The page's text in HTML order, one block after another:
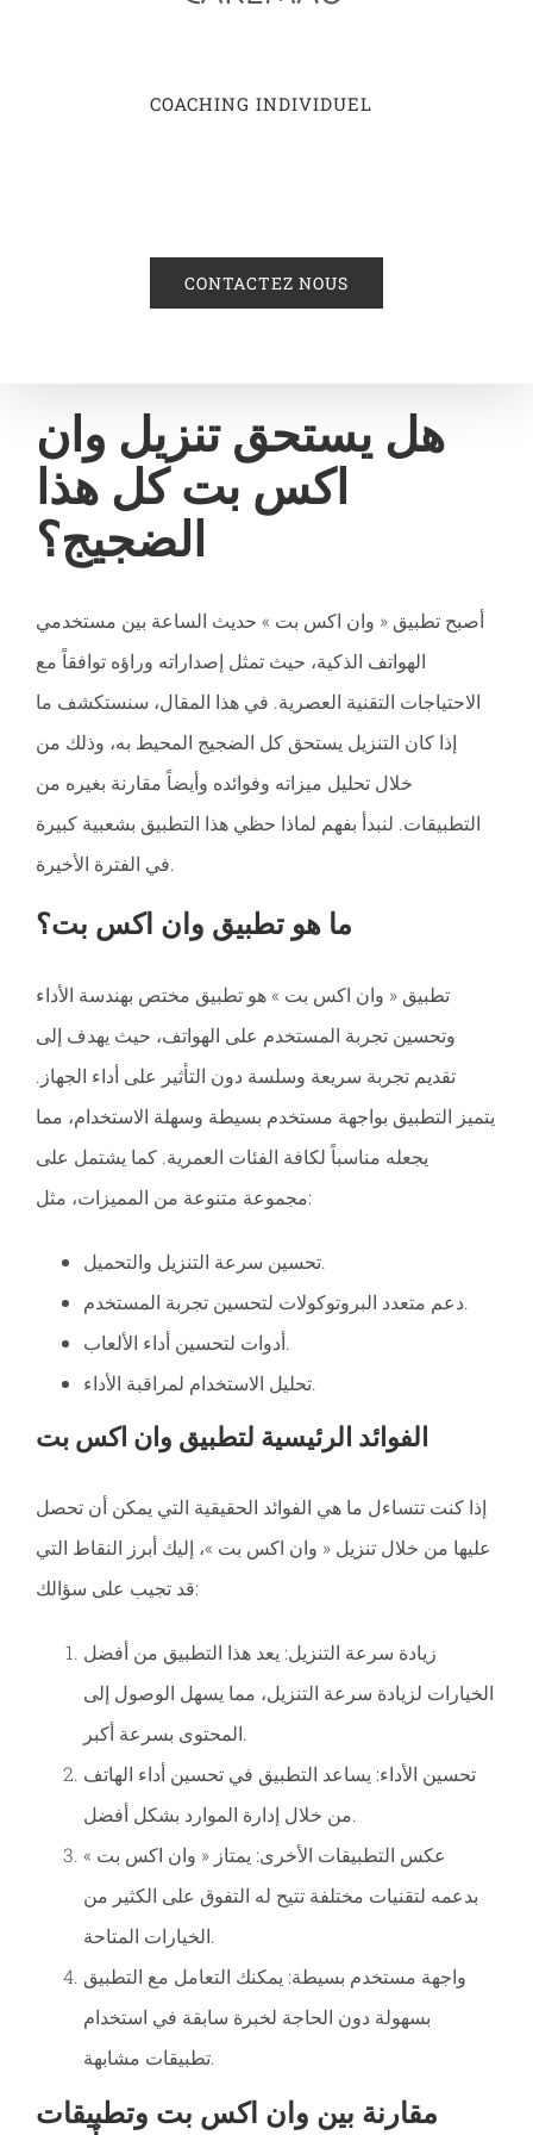
COACHING INDIVIDUEL
CONTACTEZ NOUS
هل يستحق تنزيل وان
اكس بت كل هذا
الضجيج؟
أصبح تطبيق « وان اكس بت » حديث الساعة بين مستخدمي
الهواتف الذكية، حيث تمثل إصداراته وراؤه توافقاً مع
الاحتياجات التقنية العصرية. في هذا المقال، سنستكشف ما
إذا كان التنزيل يستحق كل الضجيج المحيط به، وذلك من
خلال تحليل ميزاته وفوائده وأيضاً مقارنة بغيره من
التطبيقات. لنبدأ بفهم لماذا حظي هذا التطبيق بشعبية كبيرة
في الفترة الأخيرة.
ما هو تطبيق وان اكس بت؟
تطبيق « وان اكس بت » هو تطبيق مختص بهندسة الأداء
وتحسين تجربة المستخدم على الهواتف، حيث يهدف إلى
تقديم تجربة سريعة وسلسة دون التأثير على أداء الجهاز.
يتميز التطبيق بواجهة مستخدم بسيطة وسهلة الاستخدام، مما
يجعله مناسباً لكافة الفئات العمرية. كما يشتمل على
مجموعة متنوعة من المميزات، مثل:
تحسين سرعة التنزيل والتحميل.
دعم متعدد البروتوكولات لتحسين تجربة المستخدم.
أدوات لتحسين أداء الألعاب.
تحليل الاستخدام لمراقبة الأداء.
الفوائد الرئيسية لتطبيق وان اكس بت
إذا كنت تتساءل ما هي الفوائد الحقيقية التي يمكن أن تحصل
عليها من خلال تنزيل « وان اكس بت »، إليك أبرز النقاط التي
قد تجيب على سؤالك:
زيادة سرعة التنزيل: يعد هذا التطبيق من أفضل
الخيارات لزيادة سرعة التنزيل، مما يسهل الوصول إلى
المحتوى بسرعة أكبر.
تحسين الأداء: يساعد التطبيق في تحسين أداء الهاتف
من خلال إدارة الموارد بشكل أفضل.
عكس التطبيقات الأخرى: يمتاز « وان اكس بت »
بدعمه لتقنيات مختلفة تتيح له التفوق على الكثير من
الخيارات المتاحة.
واجهة مستخدم بسيطة: يمكنك التعامل مع التطبيق
بسهولة دون الحاجة لخبرة سابقة في استخدام
تطبيقات مشابهة.
مقارنة بين وان اكس بت وتطبيقات